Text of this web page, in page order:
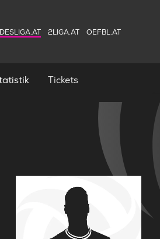
2LIGA.AT OEFBL.AT
Tickets